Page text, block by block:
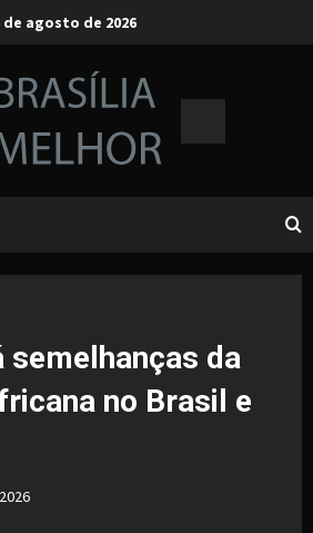
de agosto de 2026
semelhanças da
no Brasil e